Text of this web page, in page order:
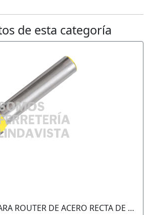
de esta categoría
119256 BROCA PARA ROUTER DE ACERO RECTA DE 2 FILOS 3/4" ZANCO DE 1/4" SURTEK